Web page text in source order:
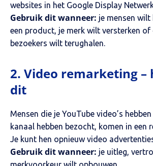
websites in het Google Display
Gebruik dit wanneer: je mensen wilt
een product, je merk wilt versterken
bezoekers wilt terughalen.
2. Video remarketing
dit
Mensen die je YouTube video’s
kanaal hebben bezocht, komen in een
Je kunt hen opnieuw video
Gebruik dit wanneer: je uitleg,